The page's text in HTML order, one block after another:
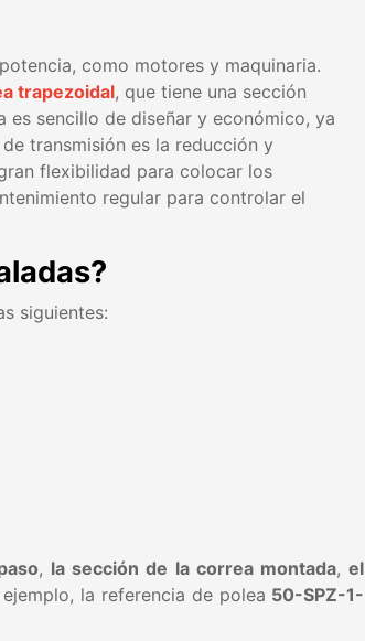
como motores y maquinaria.
trapezoidal, que tiene una sección
sencillo de diseñar y económico, ya
transmisión es la reducción y
flexibilidad para colocar los
regular para controlar el
siguientes:
, la sección de la correa montada,el
la referencia de polea 50-SPZ-1-